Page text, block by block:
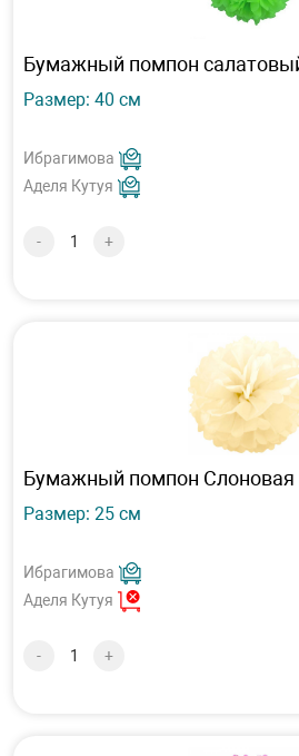
Бумажный помпон
Размер: 40 см
Ибрагимова
Аделя Кутуя
- +
Бумажный помпон Слоновая
Размер: 25 см
Ибрагимова
Аделя Кутуя
- +